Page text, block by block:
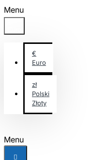
Menu
€
Euro
zł
Polski
Złoty
Menu